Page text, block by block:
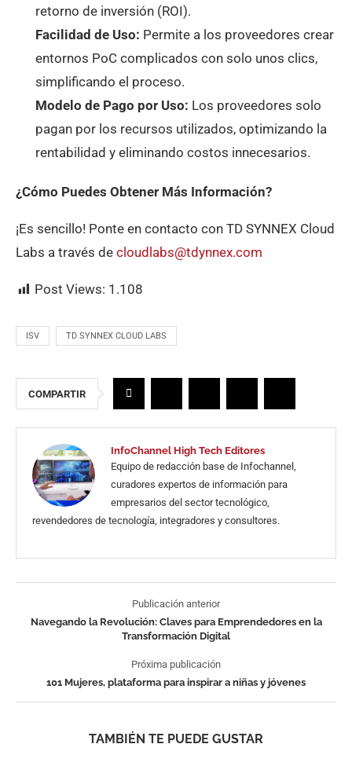
retorno de inversión (ROI).
Facilidad de Uso: Permite a los proveedores crear
entornos PoC complicados con solo unos clics,
simplificando el proceso.
Modelo de Pago por Uso: Los proveedores solo
pagan por los recursos utilizados, optimizando la
rentabilidad y eliminando costos innecesarios.
¿Cómo Puedes Obtener Más Información?
¡Es sencillo! Ponte en contacto con TD SYNNEX Cloud
Labs a través de cloudlabs@tdynnex.com
Post Views: 1.108
ISV TD SYNNEX CLOUD LABS
COMPARTIR
InfoChannel High Tech Editores
Equipo de redacción base de Infochannel,
curadores expertos de información para
empresarios del sector tecnológico,
revendedores de tecnología, integradores y consultores.
Publicación anterior
Navegando la Revolución: Claves para Emprendedores en la
Transformación Digital
Próxima publicación
101 Mujeres, plataforma para inspirar a niñas y jóvenes
TAMBIÉN TE PUEDE GUSTAR